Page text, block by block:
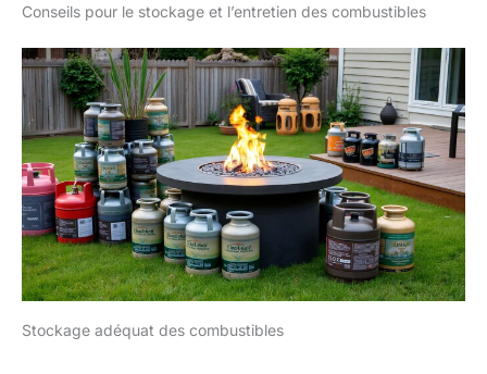
Conseils pour le stockage et l’entretien des combustibles
Stockage adéquat des combustibles